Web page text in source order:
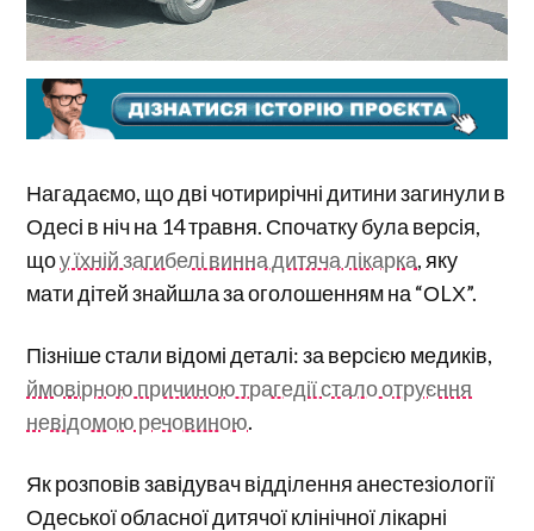
Нагадаємо, що дві чотирирічні дитини загинули в
Одесі в ніч на 14 травня. Спочатку була версія,
щоу їхній загибелі винна дитяча лікарка, яку
мати дітей знайшла за оголошенням на “ОLХ”.
Пізніше стали відомі деталі: за версією медиків,
ймовірною причиною трагедії стало отруєння
невідомою речовиною.
Як розповів завідувач відділення анестезіології
Одеської обласної дитячої клінічної лікарні